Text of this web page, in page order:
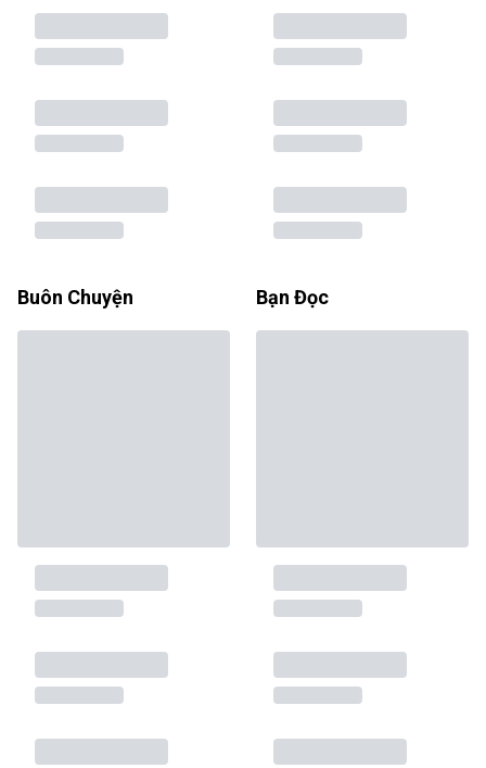
Buôn Chuyện Bạn Đọc